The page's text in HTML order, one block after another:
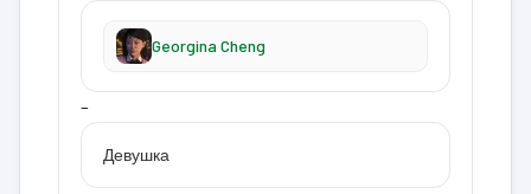
Georgina Cheng
–
Девушка